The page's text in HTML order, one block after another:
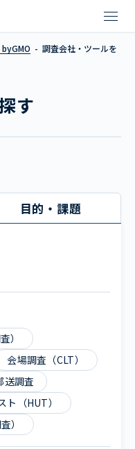
社ネオマーケティング
調査会社・ツールを
す
目的・課題
）
会場調査（CLT）
送調査
ト（HUT）
）